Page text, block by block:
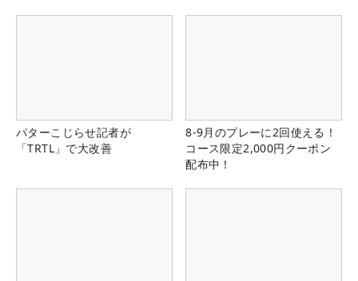
パターこじらせ記者が
「TRTL」で大改善
8-9月のプレーに2回使える！
コース限定2,000円クーポン
配布中！